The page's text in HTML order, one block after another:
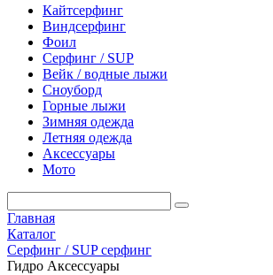
Кайтсерфинг
Виндсерфинг
Фоил
Серфинг / SUP
Вейк / водные лыжи
Сноуборд
Горные лыжи
Зимняя одежда
Летняя одежда
Аксессуары
Мото
Главная
Каталог
Серфинг / SUP серфинг
Гидро Аксессуары